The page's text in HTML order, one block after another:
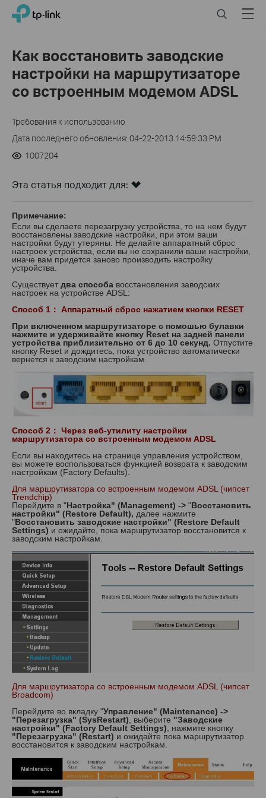
Click
navigation
TP-Link, Reliably Smart SearchMenu
Как восстановить заводские
настройки на маршрутизаторе
со встроенным модемом ADSL
Требования к использованию
Дата последнего обновления: 04-22-2013 14:59:33 PM
1007204
Эта статья подходит для:
Примечание:
Если вы сделаете перезагрузку устройства, то на нем будут
восстановлены заводские настройки, при этом ваши
настройки будут утеряны. Не делайте аппаратный сброс
настроек устройства, если вы не сохранили ваши настройки,
иначе вам придется заново производить настройку
устройства.
Существует два способа восстановления заводских
настроек на устройстве ADSL:
Способ 1 ： Аппаратный сброс нажатием кнопки RESET
При включенном маршрутизаторе с помошью булавки
нажмите и удерживайте кнопку Reset на задней панели
устройства приблизительно от 6 до 10 секунд. Отпустите
кнопку Reset и дождитесь, пока устройство автоматически
вернется к заводским настройкам.
Способ 2 ： Через веб-утилиту настройки
маршрутизатора со встроенным модемом ADSL
Если вы находитесь на странице управления устройством,
вы можете воспользоваться функцией возврата к заводским
настройкам (Factory Defaults).
Для маршрутизатора со встроенным модемом ADSL (чипсет
Trendchip)
Перейдите в "Настройка" (Management) -> "Восстановить
настройки" (Restore Default), далее нажмите
"Восстановить заводские настройки" (Restore Default
Settings) и ожидайте,
пока маршрутизатор восстановится к
заводским настройкам.
Для маршрутизатора со встроенным модемом ADSL (чипсет
Broadcom)
Перейдите во вкладку "Управление" (Maintenance) ->
"Перезагрузка" (SysRestart) , выберите "Заводские
настройки" (Factory Default Settings) , нажмите кнопку
"Перезагрузка" (Restart) и ожидайте пока маршрутизатор
восстановится к заводским настройкам.